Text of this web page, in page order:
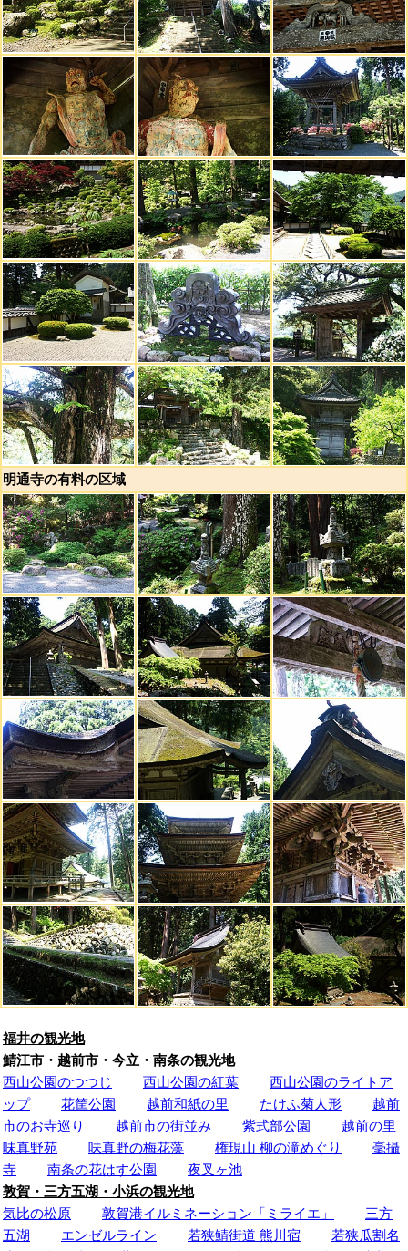
明通寺の有料の区域
福井の観光地
鯖江市・越前市・今立・南条の観光地
西山公園のつつじ
西山公園の紅葉
西山公園のライトア
ップ
花筐公園 越前和紙の里 たけふ菊人形
越前
市のお寺巡り
越前市の街並み 紫式部公園
越前の里
味真野苑
味真野の梅花藻 権現山 柳の滝めぐり
毫攝
寺
南条の花はす公園
夜叉ヶ池
敦賀・三方五湖・小浜の観光地
気比の松原
敦賀港イルミネーション「ミライエ」
三方
五湖
エンゼルライン 若狭鯖街道 熊川宿
若狭瓜割名